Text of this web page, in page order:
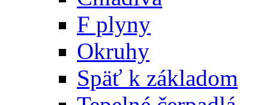
F plyny
Okruhy
Späť k základom